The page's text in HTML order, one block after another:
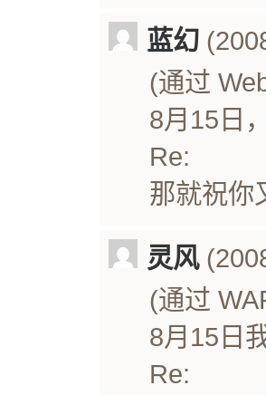
蓝幻
(通过
8月15日
Re:
那就祝你
灵风
(通过
8月15日
Re: